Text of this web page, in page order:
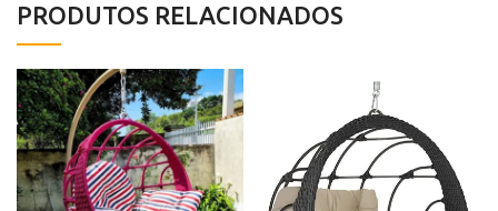
PRODUTOS RELACIONADOS